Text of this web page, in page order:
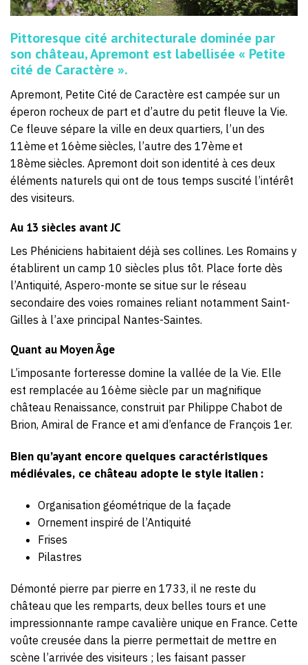
Pittoresque cité architecturale dominée par
son château, Apremont est labellisée « Petite
cité de Caractère ».
Apremont, Petite Cité de Caractère est campée sur un
éperon rocheux de part et d’autre du petit fleuve la Vie.
Ce fleuve sépare la ville en deux quartiers, l’un des
11ème et 16ème siècles, l’autre des 17ème et
18ème siècles. Apremont doit son identité à ces deux
éléments naturels qui ont de tous temps suscité l’intérêt
des visiteurs.
Au 13 siècles avant JC
Les Phéniciens habitaient déjà ses collines. Les Romains y
établirent un camp 10 siècles plus tôt. Place forte dès
l’Antiquité, Aspero-monte se situe sur le réseau
secondaire des voies romaines reliant notamment Saint-
Gilles à l’axe principal Nantes-Saintes.
Quant au Moyen Âge
L’imposante forteresse domine la vallée de la Vie. Elle
est remplacée au 16ème siècle par un magnifique
château Renaissance, construit par Philippe Chabot de
Brion, Amiral de France et ami d’enfance de François 1er.
Bien qu’ayant encore quelques caractéristiques
médiévales, ce château adopte le style italien :
Organisation géométrique de la façade
Ornement inspiré de l’Antiquité
Frises
Pilastres
Démonté pierre par pierre en 1733, il ne reste du
château que les remparts, deux belles tours et une
impressionnante rampe cavalière unique en France. Cette
voûte creusée dans la pierre permettait de mettre en
scène l’arrivée des visiteurs ; les faisant passer